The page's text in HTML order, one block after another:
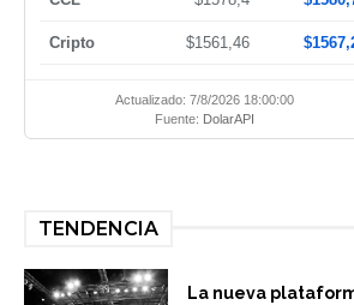
Cripto $1561,46
Actualizado: 7/8/2026 18:00:00
Fuente: DolarAPI
TENDENCIA
La nueva